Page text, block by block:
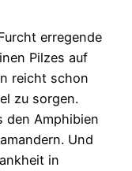
erregende
Pilzes auf
reicht schon
zu sorgen.
den Amphibien
Und
in